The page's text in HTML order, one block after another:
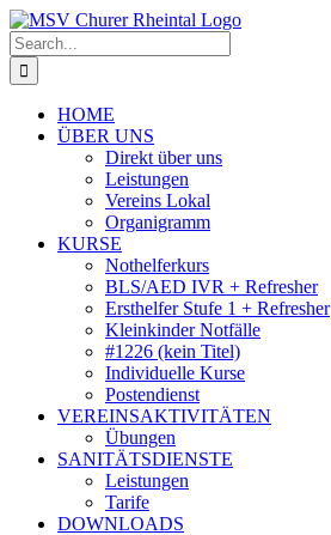
Skip
to
content
Search
for:
HOME
ÜBER UNS
Direkt über uns
Leistungen
Vereins Lokal
Organigramm
KURSE
Nothelferkurs
BLS/AED IVR + Refresher
Ersthelfer Stufe 1 + Refresher
Kleinkinder Notfälle
#1226 (kein Titel)
Individuelle Kurse
Postendienst
VEREINSAKTIVITÄTEN
Übungen
SANITÄTSDIENSTE
Leistungen
Tarife
DOWNLOADS